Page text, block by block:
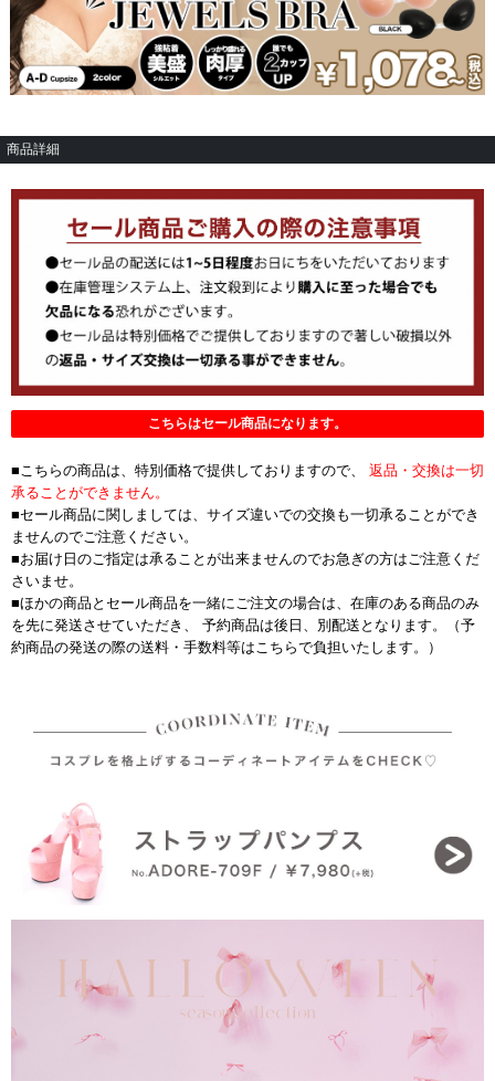
商品詳細
こちらはセール商品になります。
■こちらの商品は、特別価格で提供しておりますので、 返品・交換は一切
承ることができません。
■セール商品に関しましては、サイズ違いでの交換も一切承ることができ
ませんのでご注意ください。
■お届け日のご指定は承ることが出来ませんのでお急ぎの方はご注意くだ
さいませ。
■ほかの商品とセール商品を一緒にご注文の場合は、在庫のある商品のみ
を先に発送させていただき、 予約商品は後日、別配送となります。（予
約商品の発送の際の送料・手数料等はこちらで負担いたします。）